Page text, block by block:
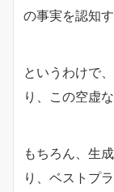
の事実を認知
というわけで
り、この空虚
もちろん、生
り、ベストプ